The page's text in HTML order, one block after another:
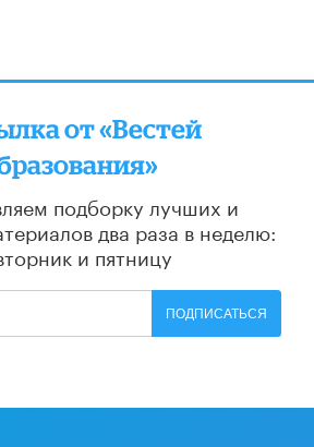
от «Вестей
подборку лучших и
два раза в неделю:
и пятницу
ПОДПИСАТЬСЯ